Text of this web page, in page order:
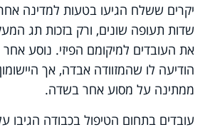
יקרים ששלח הגיעו בטעות למדינה
שדות תעופה שונים, ורק בזכות תג
את העובדים למיקומם הפיזי. נוסע
הודיעה לו שהמזוודה אבדה, אך
ממתינה על מסוע אחר בשדה.
עובדים בתחום הטיפול בכבודה הגיבו